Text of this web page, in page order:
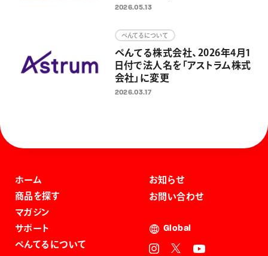
者募集開始 東京・日本橋3カ
と人をアートでつなぎ、アートを
日常にするための取り組みとし
て
2026.05.13
ぺんてるについて
ぺんてる株式会社、2026年4月1
日付で法人名を「アストラム株式
会社」に変更
2026.03.17
ホーム
商品を探す
マガジン
サポート
ぺんてるについて
お知らせ
お問い合わせ
Global